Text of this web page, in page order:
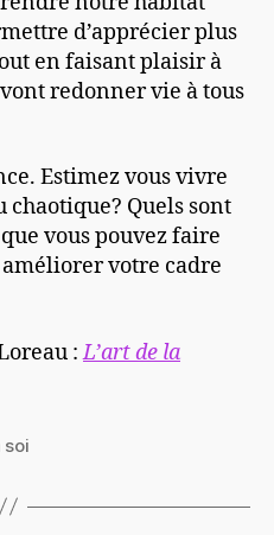
d’apprécier plus
en faisant plaisir à
redonner vie à tous
Estimez vous vivre
chaotique? Quels sont
vous pouvez faire
votre cadre
:L’art de la
soi